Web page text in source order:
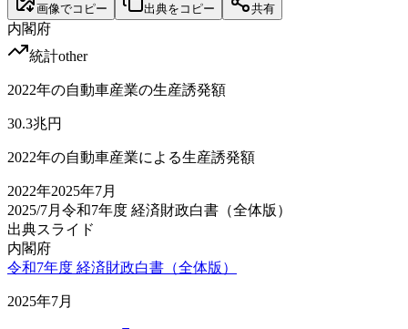
画像でコピー 出典をコピー 共有
内閣府
統計other
2022年の自動車産業の生産誘発額
30.3兆円
2022年の自動車産業による生産誘発額
2022年2025年7月
2025/7月 令和7年度 経済財政白書（全体版）
出典スライド
内閣府
令和7年度 経済財政白書（全体版）
2025年7月